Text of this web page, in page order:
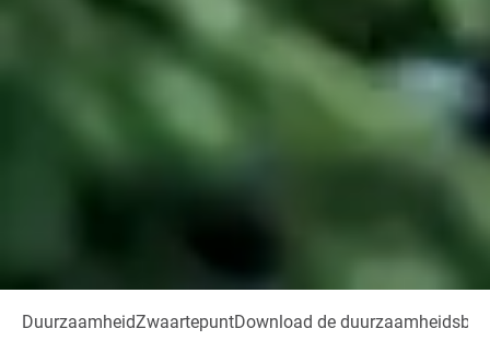
DuurzaamheidZwaartepuntDownload de